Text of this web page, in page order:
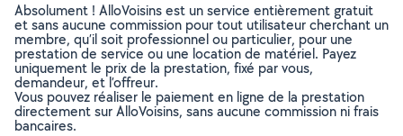
Absolument ! AlloVoisins est un service entièrement gratuit
et sans aucune commission pour tout utilisateur cherchant un
membre, qu’il soit professionnel ou particulier, pour une
prestation de service ou une location de matériel. Payez
uniquement le prix de la prestation, fixé par vous,
demandeur, et l’offreur.
Vous pouvez réaliser le paiement en ligne de la prestation
directement sur AlloVoisins, sans aucune commission ni frais
bancaires.